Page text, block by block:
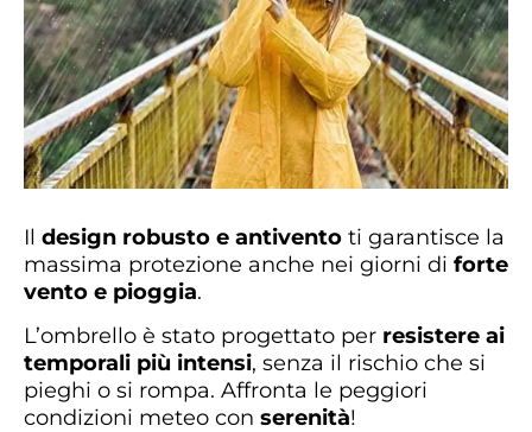
Il design robusto e antivento ti garantisce la
massima protezione anche nei giorni di forte
vento e pioggia.
L’ombrello è stato progettato per resistere ai
temporali più intensi, senza il rischio che si
pieghi o si rompa. Affronta le peggiori
condizioni meteo con serenità!